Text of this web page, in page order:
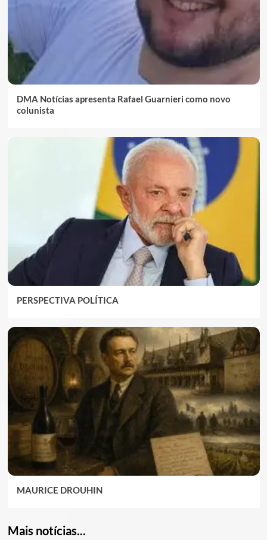
DMA Notícias apresenta Rafael Guarnieri como novo
colunista
PERSPECTIVA POLÍTICA
MAURICE DROUHIN
Mais notícias...